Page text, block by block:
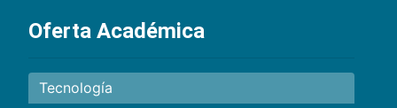
Oferta Académica
Tecnología